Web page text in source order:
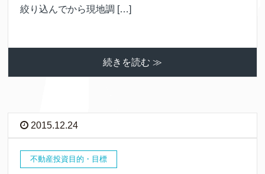
絞り込んでから現地調 […]
続きを読む ≫
2015.12.24
不動産投資目的・目標